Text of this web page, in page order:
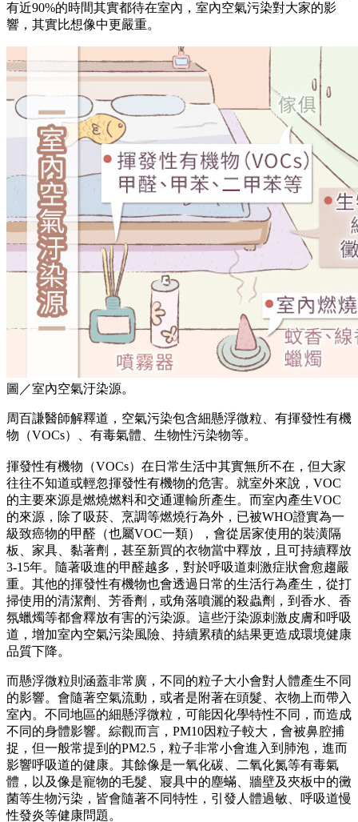
有近90%的時間其實都待在室內，室內空氣污染對大家的影
響，其實比想像中更嚴重。
圖／室內空氣汙染源。
周百謙醫師解釋道，空氣污染包含細懸浮微粒、有揮發性有機
物（VOCs）、有毒氣體、生物性污染物等。
揮發性有機物（VOCs）在日常生活中其實無所不在，但大家
往往不知道或輕忽揮發性有機物的危害。就室外來說，VOC
的主要來源是燃燒燃料和交通運輸所產生。而室內產生VOC
的來源，除了吸菸、烹調等燃燒行為外，已被WHO證實為一
級致癌物的甲醛（也屬VOC一類），會從居家使用的裝潢隔
板、家具、黏著劑，甚至新買的衣物當中釋放，且可持續釋放
3-15年。隨著吸進的甲醛越多，對於呼吸道刺激症狀會愈趨嚴
重。其他的揮發性有機物也會透過日常的生活行為產生，從打
掃使用的清潔劑、芳香劑，或角落噴灑的殺蟲劑，到香水、香
氛蠟燭等都會釋放有害的污染源。這些汙染源刺激皮膚和呼吸
道，增加室內空氣污染風險、持續累積的結果更造成環境健康
品質下降。
而懸浮微粒則涵蓋非常廣，不同的粒子大小會對人體產生不同
的影響。會隨著空氣流動，或者是附著在頭髮、衣物上而帶入
室內。不同地區的細懸浮微粒，可能因化學特性不同，而造成
不同的身體影響。綜觀而言，PM10因粒子較大，會被鼻腔捕
捉，但一般常提到的PM2.5，粒子非常小會進入到肺泡，進而
影響呼吸道的健康。其餘像是一氧化碳、二氧化氮等有毒氣
體，以及像是寵物的毛髮、寢具中的塵蟎、牆壁及夾板中的黴
菌等生物污染，皆會隨著不同特性，引發人體過敏、呼吸道慢
性發炎等健康問題。